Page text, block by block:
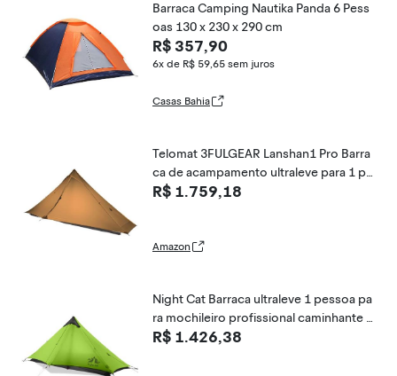
Barraca Camping Nautika Panda 6 Pess
oas 130 x 230 x 290 cm
R$ 357,90
6x de R$ 59,65 sem juros
Casas Bahia
Telomat 3FULGEAR Lanshan1 Pro Barra
ca de acampamento ultraleve para 1 pe
ssoa 3/4 temporada profissional 20D N
ada, caminhada
R$ 1.759,18
Amazon
Night Cat Barraca ultraleve 1 pessoa pa
ra mochileiro profissional caminhante 2
libras apenas Lanshan mochila Bivvy bar
R$ 1.426,38